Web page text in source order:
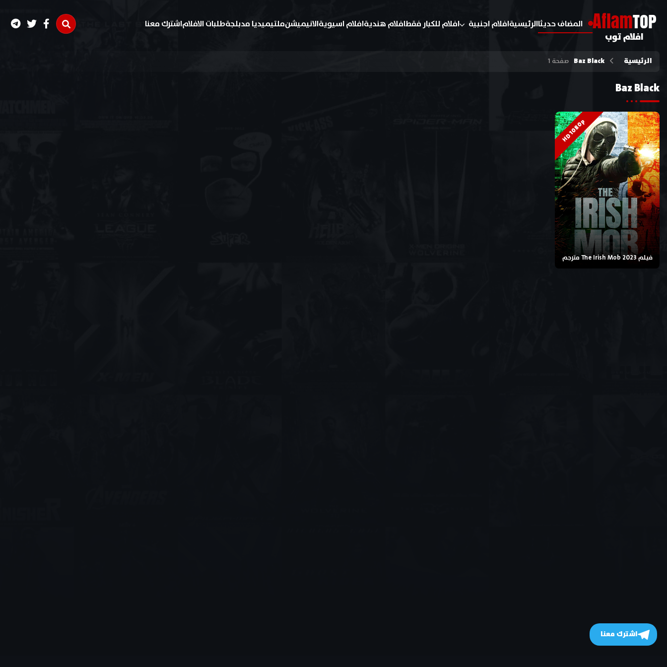
AflamTOP
افلام توب
المضاف حديثاالرئيسيةافلام اجنبية افلام للكبار فقطافلام هنديةافلام اسيويةالانيميشنملتيميديا مدبلجةطلبات الافلاماشترك معنا
الرئيسية Baz Black صفحة 1
Baz Black
HD 1080p
فيلم The Irish Mob 2023 مترجم
اشترك معنا